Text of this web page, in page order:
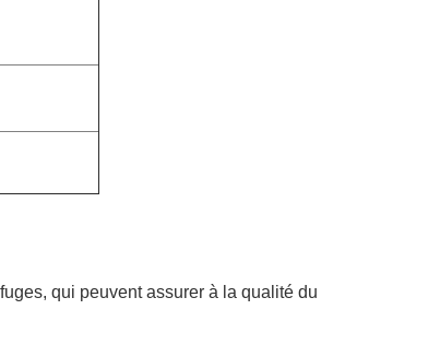
qui peuvent assurer à la qualité du